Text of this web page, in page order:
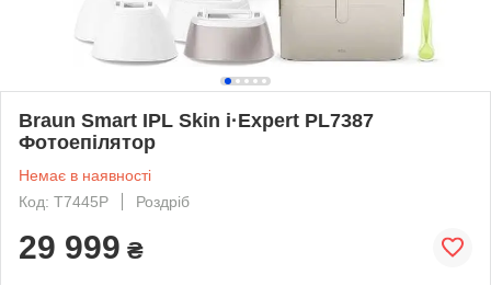
Braun Smart IPL Skin i·Expert PL7387
Фотоепілятор
Немає в наявності
Код: T7445P
Роздріб
29 999 ₴